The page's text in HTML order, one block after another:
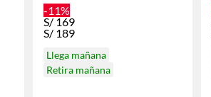
-11%
S/ 169
S/ 189
Llega mañana
Retira mañana